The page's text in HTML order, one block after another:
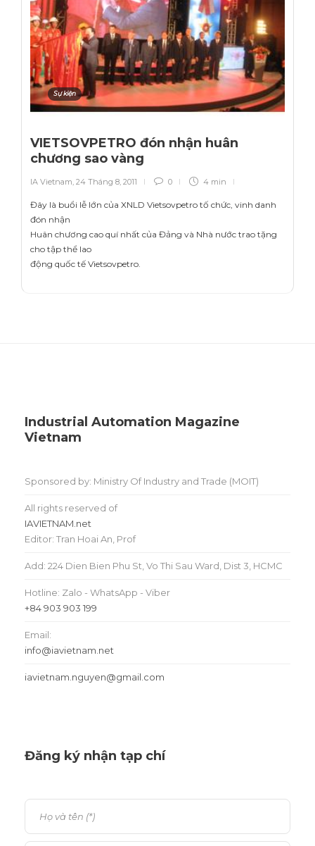
Sự kiện
VIETSOVPETRO đón nhận huân
chương sao vàng
IA Vietnam, 24 Tháng 8, 2011 0 4 min
Đây là buổi lễ lớn của XNLD Vietsovpetro tố chức, vinh danh
đón nhận
Huân chương cao quí nhất của Đảng và Nhà nước trao tặng
cho tập thể lao
động quốc tế Vietsovpetro.
Industrial Automation Magazine
Vietnam
Sponsored by: Ministry Of Industry and Trade (MOIT)
All rights reserved of
IAVIETNAM.net
Editor: Tran Hoai An, Prof
Add: 224 Dien Bien Phu St, Vo Thi Sau Ward, Dist 3, HCMC
Hotline: Zalo - WhatsApp - Viber
+84 903 903 199
Email:
info@iavietnam.net
iavietnam.nguyen@gmail.com
Đăng ký nhận tạp chí